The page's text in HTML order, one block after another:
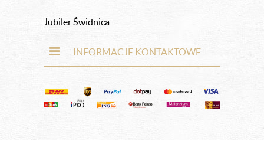
Jubiler Świdnica
INFORMACJE KONTAKTOWE